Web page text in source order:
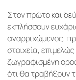
Στον πρώτο και
εκπλήσσουν
αναρριχώμενος,
στοιχεία,
ζωγραφισμένη
ότι θα τραβήξουν